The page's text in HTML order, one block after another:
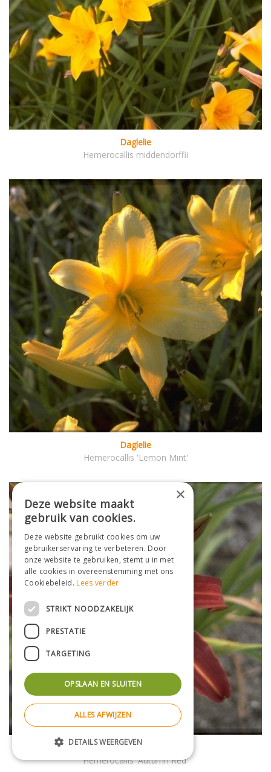
Daglelie
Hemerocallis middendorffii
Daglelie
Hemerocallis 'Lemon Mint'
Daglelie
Hemerocallis 'Autumn Red'
×
Deze website maakt
gebruik van cookies.
Deze website gebruikt cookies om uw
gebruikerservaring te verbeteren. Door
onze website te gebruiken, stemt u in met
alle cookies in overeenstemming met ons
Cookiebeleid.Lees verder
STRIKT NOODZAKELIJK
PRESTATIE
TARGETING
OPSLAAN EN SLUITEN
ALLES AFWIJZEN
DETAILS WEERGEVEN